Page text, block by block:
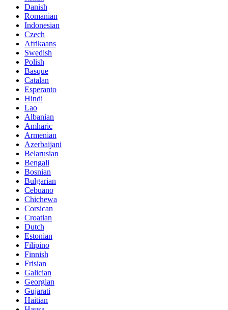
Danish
Romanian
Indonesian
Czech
Afrikaans
Swedish
Polish
Basque
Catalan
Esperanto
Hindi
Lao
Albanian
Amharic
Armenian
Azerbaijani
Belarusian
Bengali
Bosnian
Bulgarian
Cebuano
Chichewa
Corsican
Croatian
Dutch
Estonian
Filipino
Finnish
Frisian
Galician
Georgian
Gujarati
Haitian